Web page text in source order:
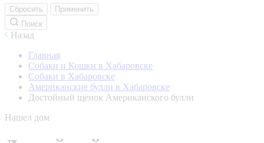
Сбросить
Применить
Поиск
Назад
Главная
Собаки и Кошки в Хабаровске
Собаки в Хабаровске
Американские булли в Хабаровске
Достойный щенок Американского булли
Нашел дом